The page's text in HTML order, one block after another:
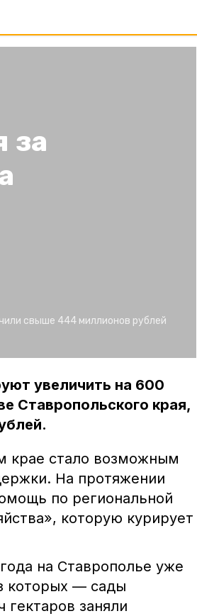
за
свыше 444 миллионов рублей
увеличить на 600
Ставропольского края,
крае стало возможным
На протяжении
по региональной
которую курирует
на Ставрополье уже
которых — сады
гектаров заняли